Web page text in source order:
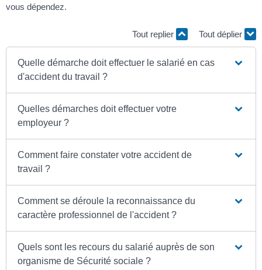
vous dépendez.
Tout replier Tout déplier
Quelle démarche doit effectuer le salarié en cas
d'accident du travail ?
Quelles démarches doit effectuer votre
employeur ?
Comment faire constater votre accident de
travail ?
Comment se déroule la reconnaissance du
caractère professionnel de l'accident ?
Quels sont les recours du salarié auprès de son
organisme de Sécurité sociale ?